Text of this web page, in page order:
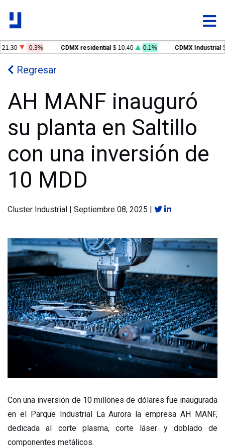
-0.3% CDMX residential $ 10.40 0.1% CDMX Industrial $
Regresar
AH MANF inauguró
su planta en Saltillo
con una inversión de
10 MDD
Cluster Industrial | Septiembre 08, 2025 |
Con una inversión de 10 millones de dólares fue inaugurada
en el Parque Industrial La Aurora la empresa AH MANF,
dedicada al corte plasma, corte láser y doblado de
componentes metálicos.